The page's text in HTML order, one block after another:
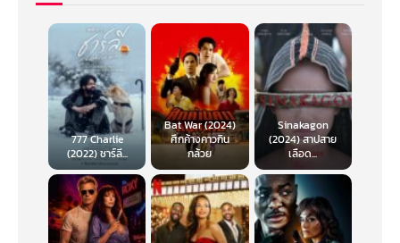
777 Charlie
(2022) ชาร์ลี...
Bat War (2024)
ศึกค้างคาวกิน
กล้วย
Sinakagon
(2024) สาปสาย
เลือด...